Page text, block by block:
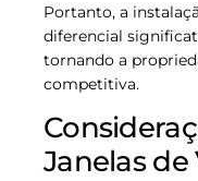
Portanto, a
diferencial
tornando a
competitiva.
Janelas